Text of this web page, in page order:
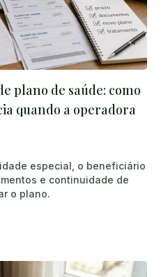
plano de saúde: como
quando a operadora
especial, o beneficiário
e continuidade de
o plano.